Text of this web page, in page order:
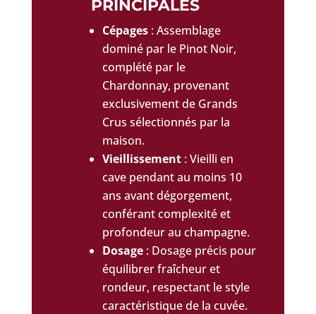
PRINCIPALES
Cépages : Assemblage
dominé par le Pinot Noir,
complété par le
Chardonnay, provenant
exclusivement de Grands
Crus sélectionnés par la
maison.
Vieillissement : Vieilli en
cave pendant au moins 10
ans avant dégorgement,
conférant complexité et
profondeur au champagne.
Dosage : Dosage précis pour
équilibrer fraîcheur et
rondeur, respectant le style
caractéristique de la cuvée.